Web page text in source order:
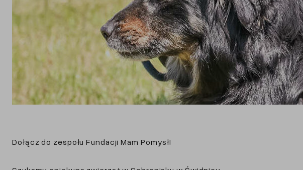
Dołącz do zespołu Fundacji Mam Pomysł!